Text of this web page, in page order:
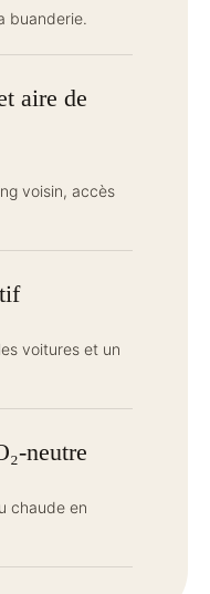
buanderie.
aire de
voisin, accès
voitures et un
neutre
chaude en